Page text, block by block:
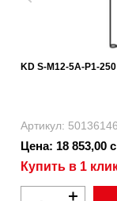
KD S-M12-5A-P1-
Артикул: 50136146
Цена: 18 853,00
Купить в 1